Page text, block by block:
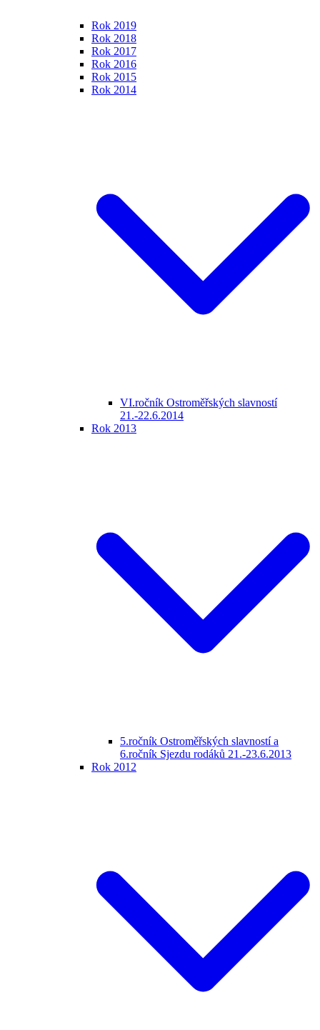
Rok 2019
Rok 2018
Rok 2017
Rok 2016
Rok 2015
Rok 2014
VI.ročník Ostroměřských slavností
21.-22.6.2014
Rok 2013
5.ročník Ostroměřských slavností a
6.ročník Sjezdu rodáků 21.-23.6.2013
Rok 2012